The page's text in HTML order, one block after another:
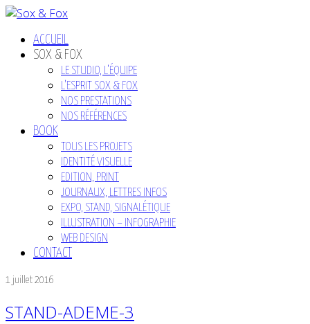
ACCUEIL
SOX & FOX
LE STUDIO, L’ÉQUIPE
L’ESPRIT SOX & FOX
NOS PRESTATIONS
NOS RÉFÉRENCES
BOOK
TOUS LES PROJETS
IDENTITÉ VISUELLE
EDITION, PRINT
JOURNAUX, LETTRES INFOS
EXPO, STAND, SIGNALÉTIQUE
ILLUSTRATION – INFOGRAPHIE
WEB DESIGN
CONTACT
1 juillet 2016
STAND-ADEME-3